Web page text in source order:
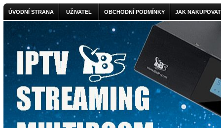
ÚVODNÍ STRANA UŽIVATEL OBCHODNÍ PODMÍNKY JAK NAKUPOVAT